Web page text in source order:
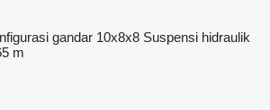
gandar 10x8x8 Suspensi hidraulik
m